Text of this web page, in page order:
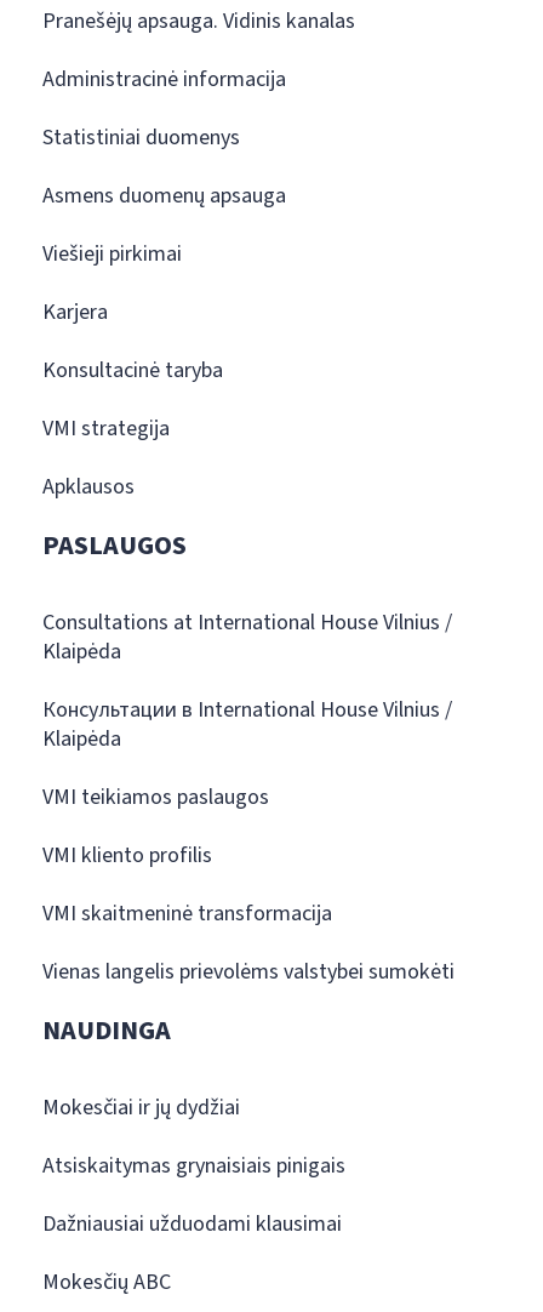
Pranešėjų apsauga. Vidinis kanalas
Administracinė informacija
Statistiniai duomenys
Asmens duomenų apsauga
Viešieji pirkimai
Karjera
Konsultacinė taryba
VMI strategija
Apklausos
PASLAUGOS
Consultations at International House Vilnius /
Klaipėda
Консультации в International House Vilnius /
Klaipėda
VMI teikiamos paslaugos
VMI kliento profilis
VMI skaitmeninė transformacija
Vienas langelis prievolėms valstybei sumokėti
NAUDINGA
Mokesčiai ir jų dydžiai
Atsiskaitymas grynaisiais pinigais
Dažniausiai užduodami klausimai
Mokesčių ABC